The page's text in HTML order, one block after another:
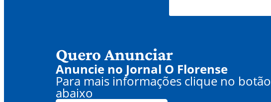
Quero Anunciar
Anuncie no Jornal O Florense
Para mais informações clique no botão
abaixo